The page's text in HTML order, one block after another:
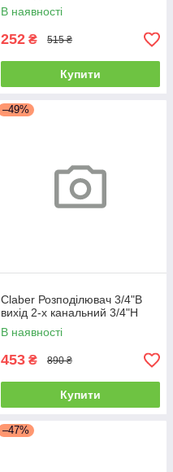
В наявності
252 ₴ 515 ₴
Купити
–49%
Claber Розподілювач 3/4"В
вихід 2-х канальний 3/4"Н
В наявності
453 ₴ 890 ₴
Купити
–47%